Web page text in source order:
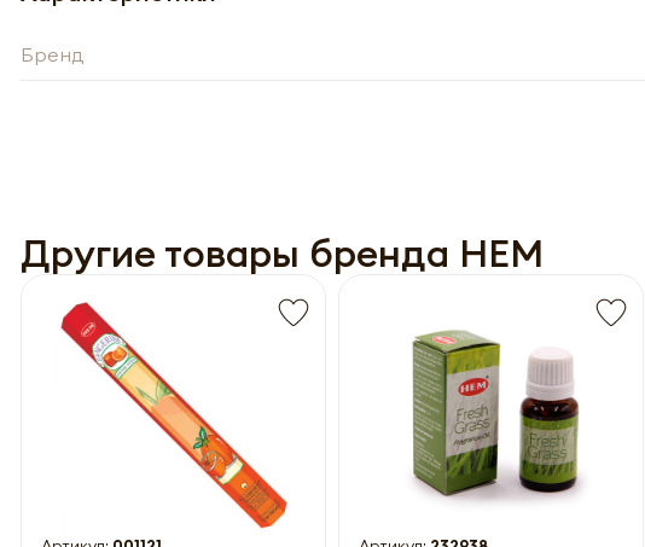
Бренд
Другие товары бренда HEM
Обязательны к